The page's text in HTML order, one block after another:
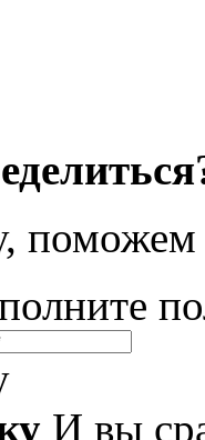
И вы